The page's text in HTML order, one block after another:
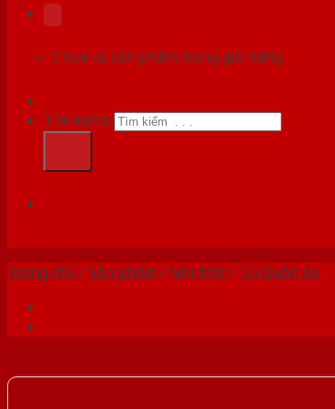
Chưa có sản phẩm trong giỏ hàng.
Tìm kiếm:
Trang chủ /Sản phẩm / Nội thất/ Tủ Quần Áo